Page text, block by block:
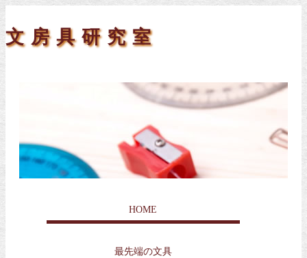
文房具研究室
HOME
最先端の文具